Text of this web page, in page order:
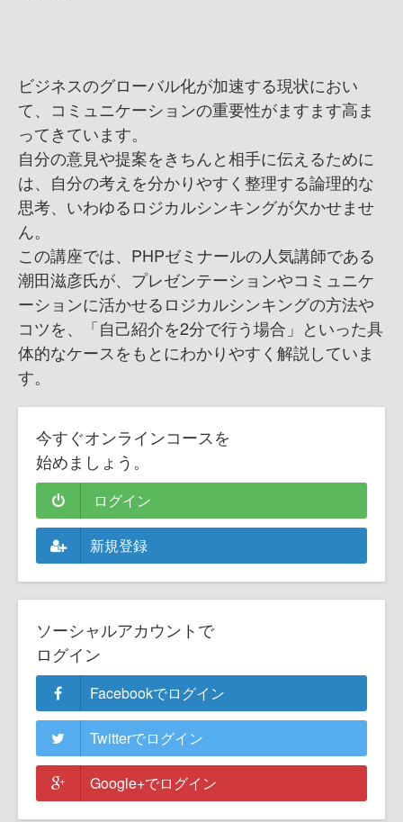
ビジネスのグローバル化が加速する現状におい
て、コミュニケーションの重要性がますます高ま
ってきています。
自分の意見や提案をきちんと相手に伝えるために
は、自分の考えを分かりやすく整理する論理的な
思考、いわゆるロジカルシンキングが欠かせませ
ん。
この講座では、PHPゼミナールの人気講師である
潮田滋彦氏が、プレゼンテーションやコミュニケ
ーションに活かせるロジカルシンキングの方法や
コツを、「自己紹介を2分で行う場合」といった具
体的なケースをもとにわかりやすく解説していま
す。
今すぐオンラインコースを
始めましょう。
ログイン
新規登録
ソーシャルアカウントで
ログイン
Facebookでログイン
Twitterでログイン
Google+でログイン